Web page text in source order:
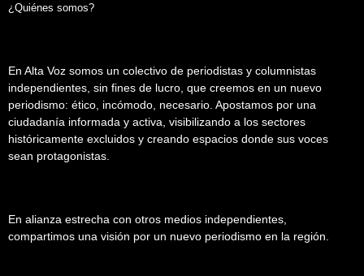
¿Quiénes somos?
En Alta Voz somos un colectivo de periodistas y columnistas
independientes, sin fines de lucro, que creemos en un nuevo
periodismo: ético, incómodo, necesario. Apostamos por una
ciudadanía informada y activa, visibilizando a los sectores
históricamente excluidos y creando espacios donde sus voces
sean protagonistas.
En alianza estrecha con otros medios independientes,
compartimos una visión por un nuevo periodismo en la región.